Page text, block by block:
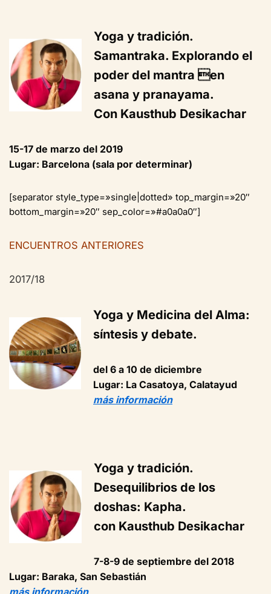
Yoga y tradición.
Samantraka. Explorando el
poder del mantra en
asana y pranayama.
Con Kausthub Desikachar
15-17 de marzo del 2019
Lugar: Barcelona (sala por determinar)
[separator style_type=»single|dotted» top_margin=»20″
bottom_margin=»20″ sep_color=»#a0a0a0″]
ENCUENTROS ANTERIORES
2017/18
Yoga y Medicina del Alma:
síntesis y debate.
del 6 a 10 de diciembre
Lugar: La Casatoya, Calatayud
más información
Yoga y tradición.
Desequilibrios de los
doshas: Kapha.
con Kausthub Desikachar
7-8-9 de septiembre del 2018
Lugar: Baraka, San Sebastián